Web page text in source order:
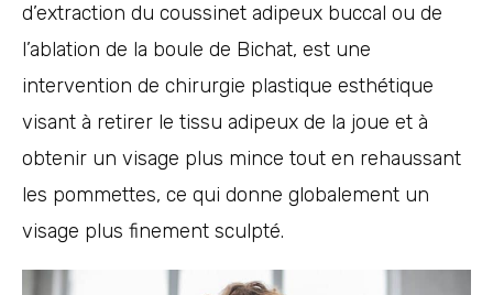
d’extraction du coussinet adipeux buccal ou de
l’ablation de la boule de Bichat, est une
intervention de chirurgie plastique esthétique
visant à retirer le tissu adipeux de la joue et à
obtenir un visage plus mince tout en rehaussant
les pommettes, ce qui donne globalement un
visage plus finement sculpté.